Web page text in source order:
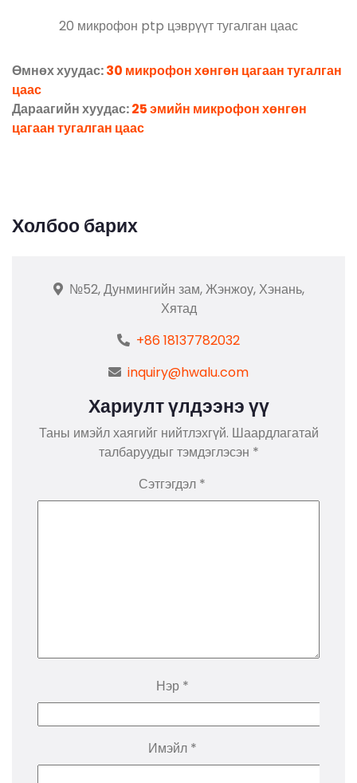
20 микрофон ptp цэврүүт тугалган цаас
Өмнөх хуудас:30 микрофон хөнгөн цагаан тугалган
цаас
Дараагийн хуудас:25 эмийн микрофон хөнгөн
цагаан тугалган цаас
Холбоо барих
№52, Дунмингийн зам, Жэнжоу, Хэнань,
Хятад
+86 18137782032
inquiry@hwalu.com
Хариулт үлдээнэ үү
Таны имэйл хаягийг нийтлэхгүй. Шаардлагатай
талбаруудыг тэмдэглэсэн *
Сэтгэгдэл *
Нэр *
Имэйл *